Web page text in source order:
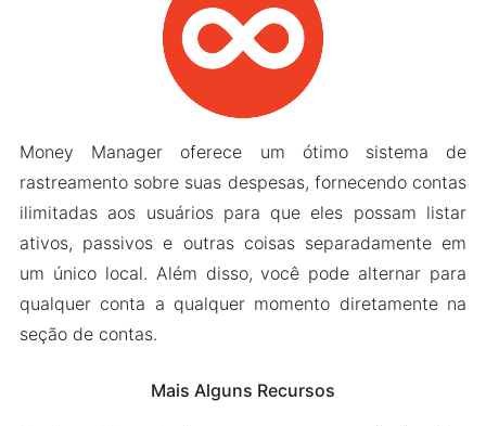
Money Manager oferece um ótimo sistema de
rastreamento sobre suas despesas, fornecendo contas
ilimitadas aos usuários para que eles possam listar
ativos, passivos e outras coisas separadamente em
um único local. Além disso, você pode alternar para
qualquer conta a qualquer momento diretamente na
seção de contas.
Mais Alguns Recursos